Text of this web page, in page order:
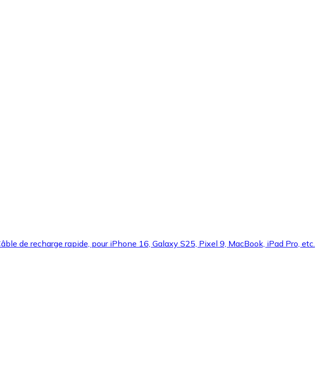
de recharge rapide, pour iPhone 16, Galaxy S25, Pixel 9, MacBook, iPad Pro, etc.